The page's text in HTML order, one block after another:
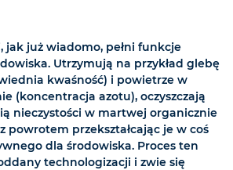
jak już wiadomo, pełni funkcje
Utrzymują na przykład glebę
kwaśność) i powietrze w
(koncentracja azotu), oczyszczają
nieczystości w martwej organicznie
powrotem przekształcając je w coś
dla środowiska. Proces ten
technologizacji i zwie się